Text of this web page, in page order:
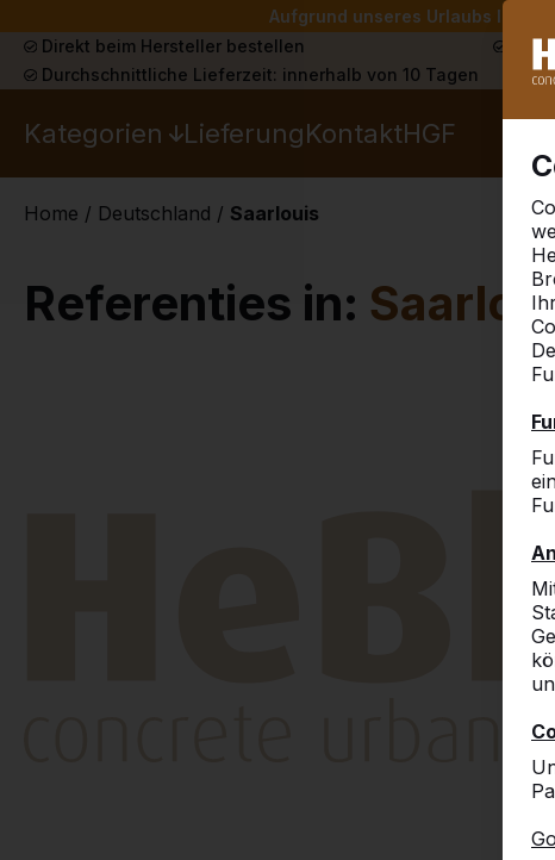
Aufgrund unseres Urlaubs
Direkt beim Hersteller bestellen
Durchschnittliche Lieferzeit: innerhalb von 10 Tagen
Kategorien LieferungKontaktHGF
Home / Deutschland / Saarlouis
Referenties in: